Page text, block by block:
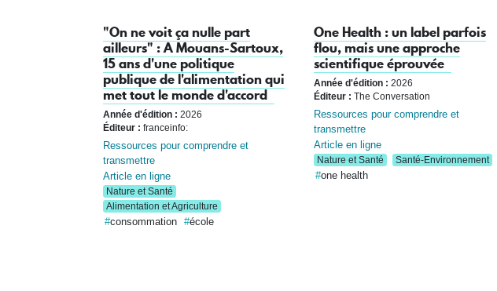
"On ne voit ça nulle part
ailleurs" : A Mouans-Sartoux,
15 ans d'une politique
publique de l'alimentation qui
met tout le monde d'accord
Année d'édition : 2026
Éditeur : franceinfo:
Ressources pour comprendre et
transmettre
Article en ligne
Nature et Santé
Alimentation et Agriculture
consommation école
One Health : un label parfois
flou, mais une approche
scientifique éprouvée
Année d'édition : 2026
Éditeur : The Conversation
Ressources pour comprendre et
transmettre
Article en ligne
Nature et Santé Santé-Environnement
one health